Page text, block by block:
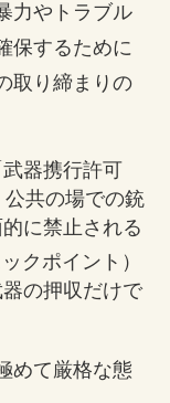
力やトラブル
保するために
取り締まりの
器携行許可
公共の場での銃
に禁止される
クポイント）
の押収だけで
めて厳格な態